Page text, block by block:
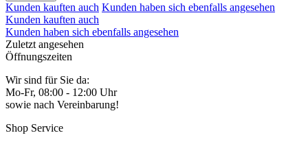
Kunden kauften auch Kunden haben sich ebenfalls angesehen
Kunden kauften auch
Kunden haben sich ebenfalls angesehen
Zuletzt angesehen
Öffnungszeiten
Wir sind für Sie da:
Mo-Fr, 08:00 - 12:00 Uhr
sowie nach Vereinbarung!
Shop Service